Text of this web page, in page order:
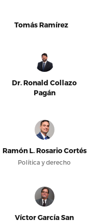
Tomás Ramírez
Dr. Ronald Collazo
Pagán
Ramón L. Rosario Cortés
Política y derecho
Víctor García San